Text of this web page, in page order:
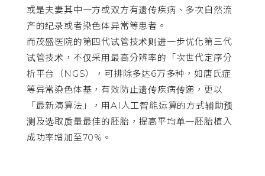
或是夫妻其中一方或双方有遗传疾病、多次自然流
产的纪录或者染色体异常等患者。
而茂盛医院的第四代试管技术则进一步优化第三代
试管技术，不仅采用最高分辨率的「次世代定序分
析平台（NGS），可排除多达6万多种，如唐氏症
等异常染色体基，有效防止遗传疾病传递，更以
「最新演算法」，用AI人工智能运算的方式辅助预
测及选取质量最佳的胚胎，提高平均单一胚胎植入
成功率增加至70%。